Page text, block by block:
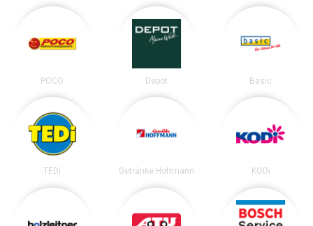
POCO Depot Basic
TEDi Getränke Hoffmann KODi